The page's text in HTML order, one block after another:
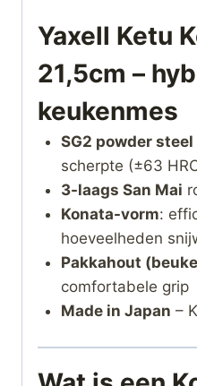
Yaxell Ketu
21,5cm –
keukenmes
SG2 powder steel
scherpte (±63
3-laags San Mai
Konata-vorm:
hoeveelheden
Pakkahout
comfortabele grip
Made in Japan –